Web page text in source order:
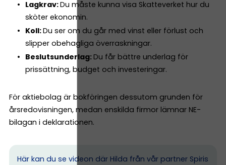
Lagkrav:Du måste kunna visa Skatteverket hur du
sköter ekonomin.
Koll:Du ser om du går med vinst eller förlust och
slipper obehagliga överraskningar.
Beslutsunderlag: Du får bättre underlag för
prissättning, budget och investeringar.
För aktiebolag är bokföringen dessutom grunden för
årsredovisningen, medan enskilda firmor lämnar NE-
bilagan i deklarationen.
Här kan du se videon där Hilda från vår partner Spiris